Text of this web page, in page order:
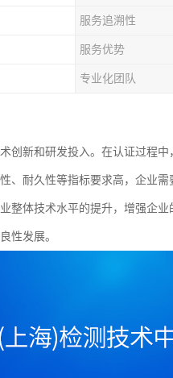
服务追溯性
服务优势
专业化团队
创新和研发投入。在认证过程
、耐久性等指标要求高，企业需
整体技术水平的提升，增强企
性发展。